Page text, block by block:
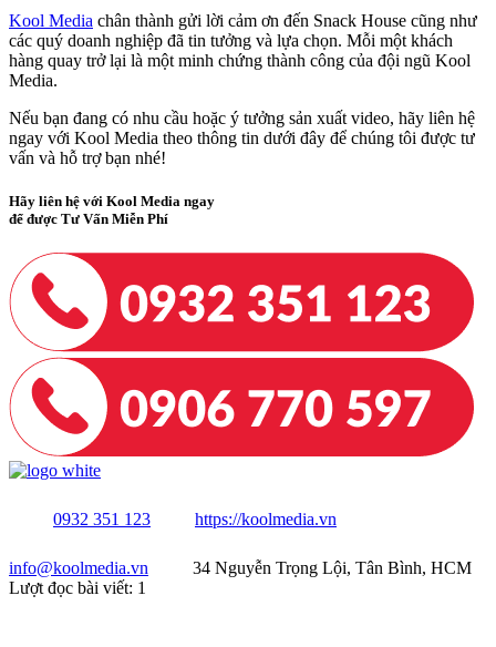
Kool Media chân thành gửi lời cảm ơn đến Snack House cũng như
các quý doanh nghiệp đã tin tưởng và lựa chọn. Mỗi một khách
hàng quay trở lại là một minh chứng thành công của đội ngũ Kool
Media.
Nếu bạn đang có nhu cầu hoặc ý tưởng sản xuất video, hãy liên hệ
ngay với Kool Media theo thông tin dưới đây để chúng tôi được tư
vấn và hỗ trợ bạn nhé!
Hãy liên hệ với Kool Media ngay
để được Tư Vấn Miễn Phí
0932 351 123 https://koolmedia.vn
info@koolmedia.vn
34 Nguyễn Trọng Lội, Tân Bình, HCM
Lượt đọc bài viết: 1